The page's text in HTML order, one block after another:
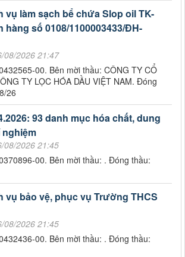
vụ làm sạch bể chứa Slop oil TK-
hàng số 0108/1100003433/ĐH-
08/2026 21:47
00. Bên mời thầu: CÔNG TY CỔ
TY LỌC HÓA DẦU VIỆT NAM. Đóng
26
93 danh mục hóa chất, dung
08/2026 21:45
00. Bên mời thầu: . Đóng thầu:
vụ bảo vệ, phục vụ Trường THCS
08/2026 21:45
00. Bên mời thầu: . Đóng thầu: